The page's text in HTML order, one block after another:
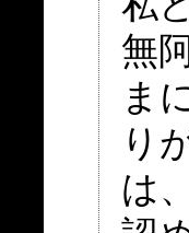
無
ま
り
は